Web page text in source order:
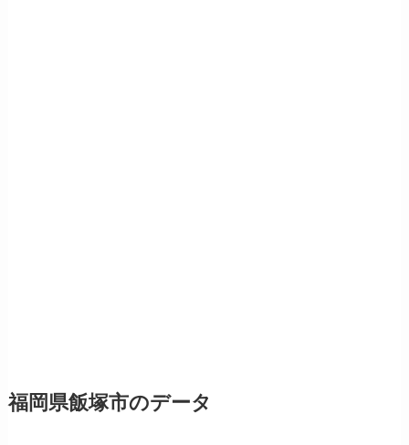
福岡県飯塚市のデータ